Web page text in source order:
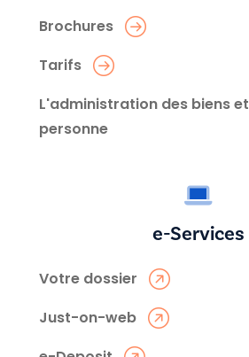
Brochures
Tarifs
L'administration des biens
personne
e-Services
Votre dossier
Just-on-web